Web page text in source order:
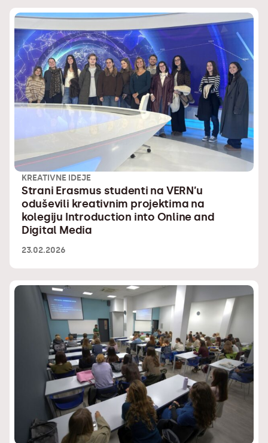
KREATIVNE IDEJE
Strani Erasmus studenti na VERN’u
oduševili kreativnim projektima na
kolegiju Introduction into Online and
Digital Media
23.02.2026